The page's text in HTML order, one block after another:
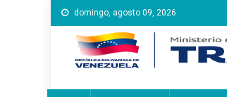
Saltar
al
contenido
domingo, agosto 09, 2026
Instituto
Inces